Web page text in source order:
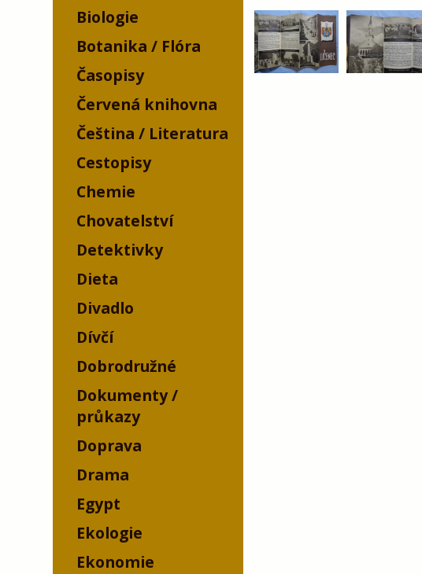
Biologie
Botanika / Flóra
Časopisy
Červená knihovna
Čeština / Literatura
Cestopisy
Chemie
Chovatelství
Detektivky
Dieta
Divadlo
Dívčí
Dobrodružné
Dokumenty /
průkazy
Doprava
Drama
Egypt
Ekologie
Ekonomie